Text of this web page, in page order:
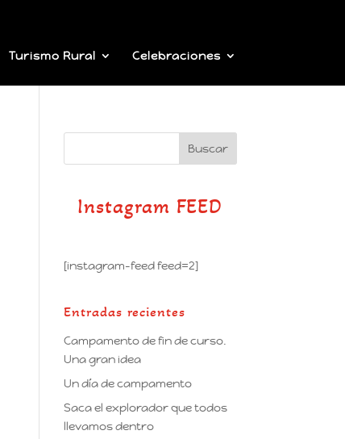
Turismo Rural Celebraciones
Instagram FEED
[instagram-feed feed=2]
Entradas recientes
Campamento de fin de curso.
Una gran idea
Un día de campamento
Saca el explorador que todos
llevamos dentro